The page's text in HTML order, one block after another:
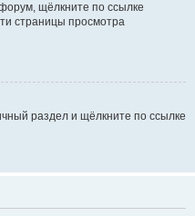
щёлкните по ссылке
страницы просмотра
раздел и щёлкните по ссылке